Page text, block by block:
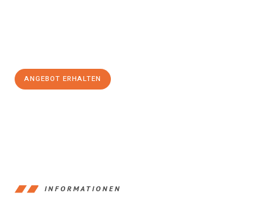
ANGEBOT ERHALTEN
INFORMATIONEN